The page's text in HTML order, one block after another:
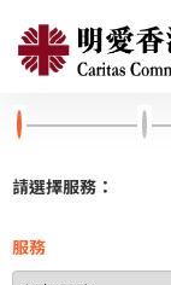
請選擇服務：
服務